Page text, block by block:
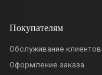
Покупателям
Обслуживание клиентов
Оформление заказа